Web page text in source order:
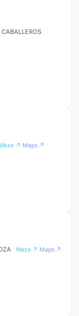
↗ Maps ↗
Waze ↗ Maps ↗